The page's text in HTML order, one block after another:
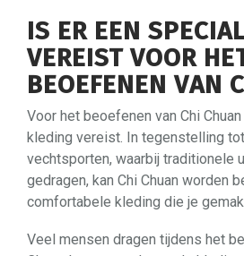
IS ER EEN
VEREIST VOOR
BEOEFENEN VAN
Voor het beoefenen van Chi
kleding vereist. In tegenstelling
vechtsporten, waarbij traditionele
gedragen, kan Chi Chuan worden
comfortabele kleding die je
Veel mensen dragen tijdens het